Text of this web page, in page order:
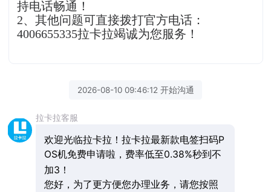
持电话畅通！
2、其他问题可直接拨打官方电话：
4006655335拉卡拉竭诚为您服务！
2026-08-10 09:46:12 开始沟通
拉卡拉客服
欢迎光临拉卡拉！拉卡拉最新款电签扫码P
OS机免费申请啦，费率低至0.38%秒到不
加3！
您好，为了更方便您办理业务，请您按照